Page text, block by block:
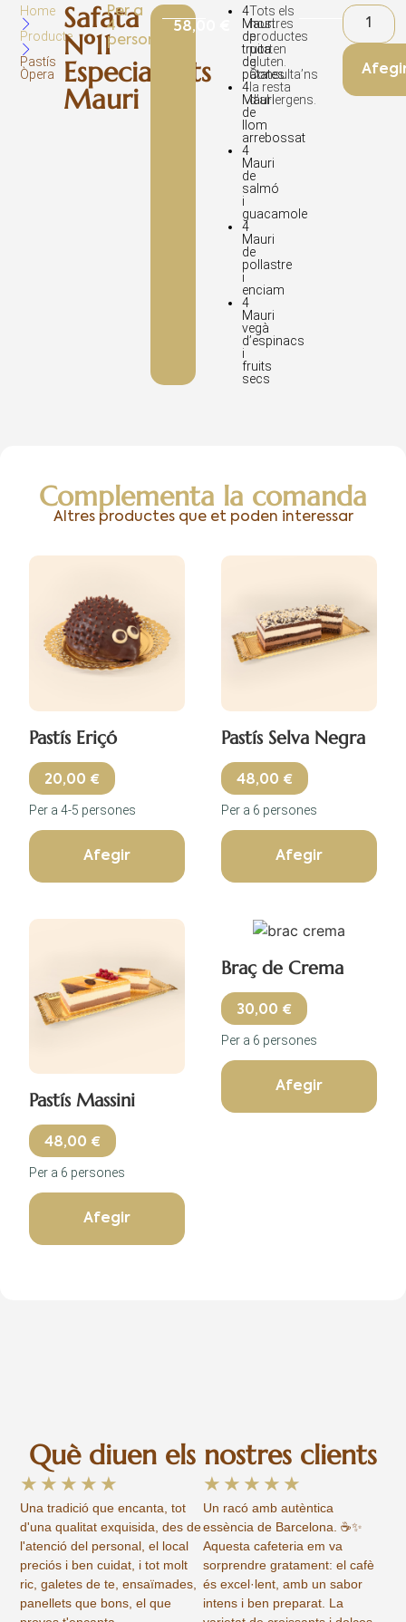
Home
Producte
Pastís
Òpera
Safata
Nº11
Especialitats
Mauri
Per a
4
persones
58,00
4
Mauri
de
truita
de
patates
4
Mauri
de
llom
arrebossat
4
Mauri
de
salmó
i
guacamole
4
Mauri
de
pollastre
i
enciam
4
Mauri
vegà
d’espinacs
i
fruits
secs
Tots els
nostres
productes
porten
gluten.
Consulta’ns
la resta
d’al·lergens.
Complementa la comanda
Altres productes que et poden interessar
Pastís Eriçó
20,00 €
Per a 4-5 persones
Afegir
Pastís Selva Negra
48,00 €
Per a 6 persones
Afegir
Pastís Massini
48,00 €
Per a 6 persones
Afegir
Braç de Crema
30,00 €
Per a 6 persones
Afegir
Què diuen els nostres clients
★ ★ ★ ★ ★
Una tradició que encanta, tot
d'una qualitat exquisida, des de
l'atenció del personal, el local
preciós i ben cuidat, i tot molt
ric, galetes de te, ensaïmades,
panellets que bons, el que
★ ★ ★ ★ ★
Un racó amb autèntica
essència de Barcelona. ☕✨
Aquesta cafeteria em va
sorprendre gratament: el cafè
és excel·lent, amb un sabor
intens i ben preparat. La